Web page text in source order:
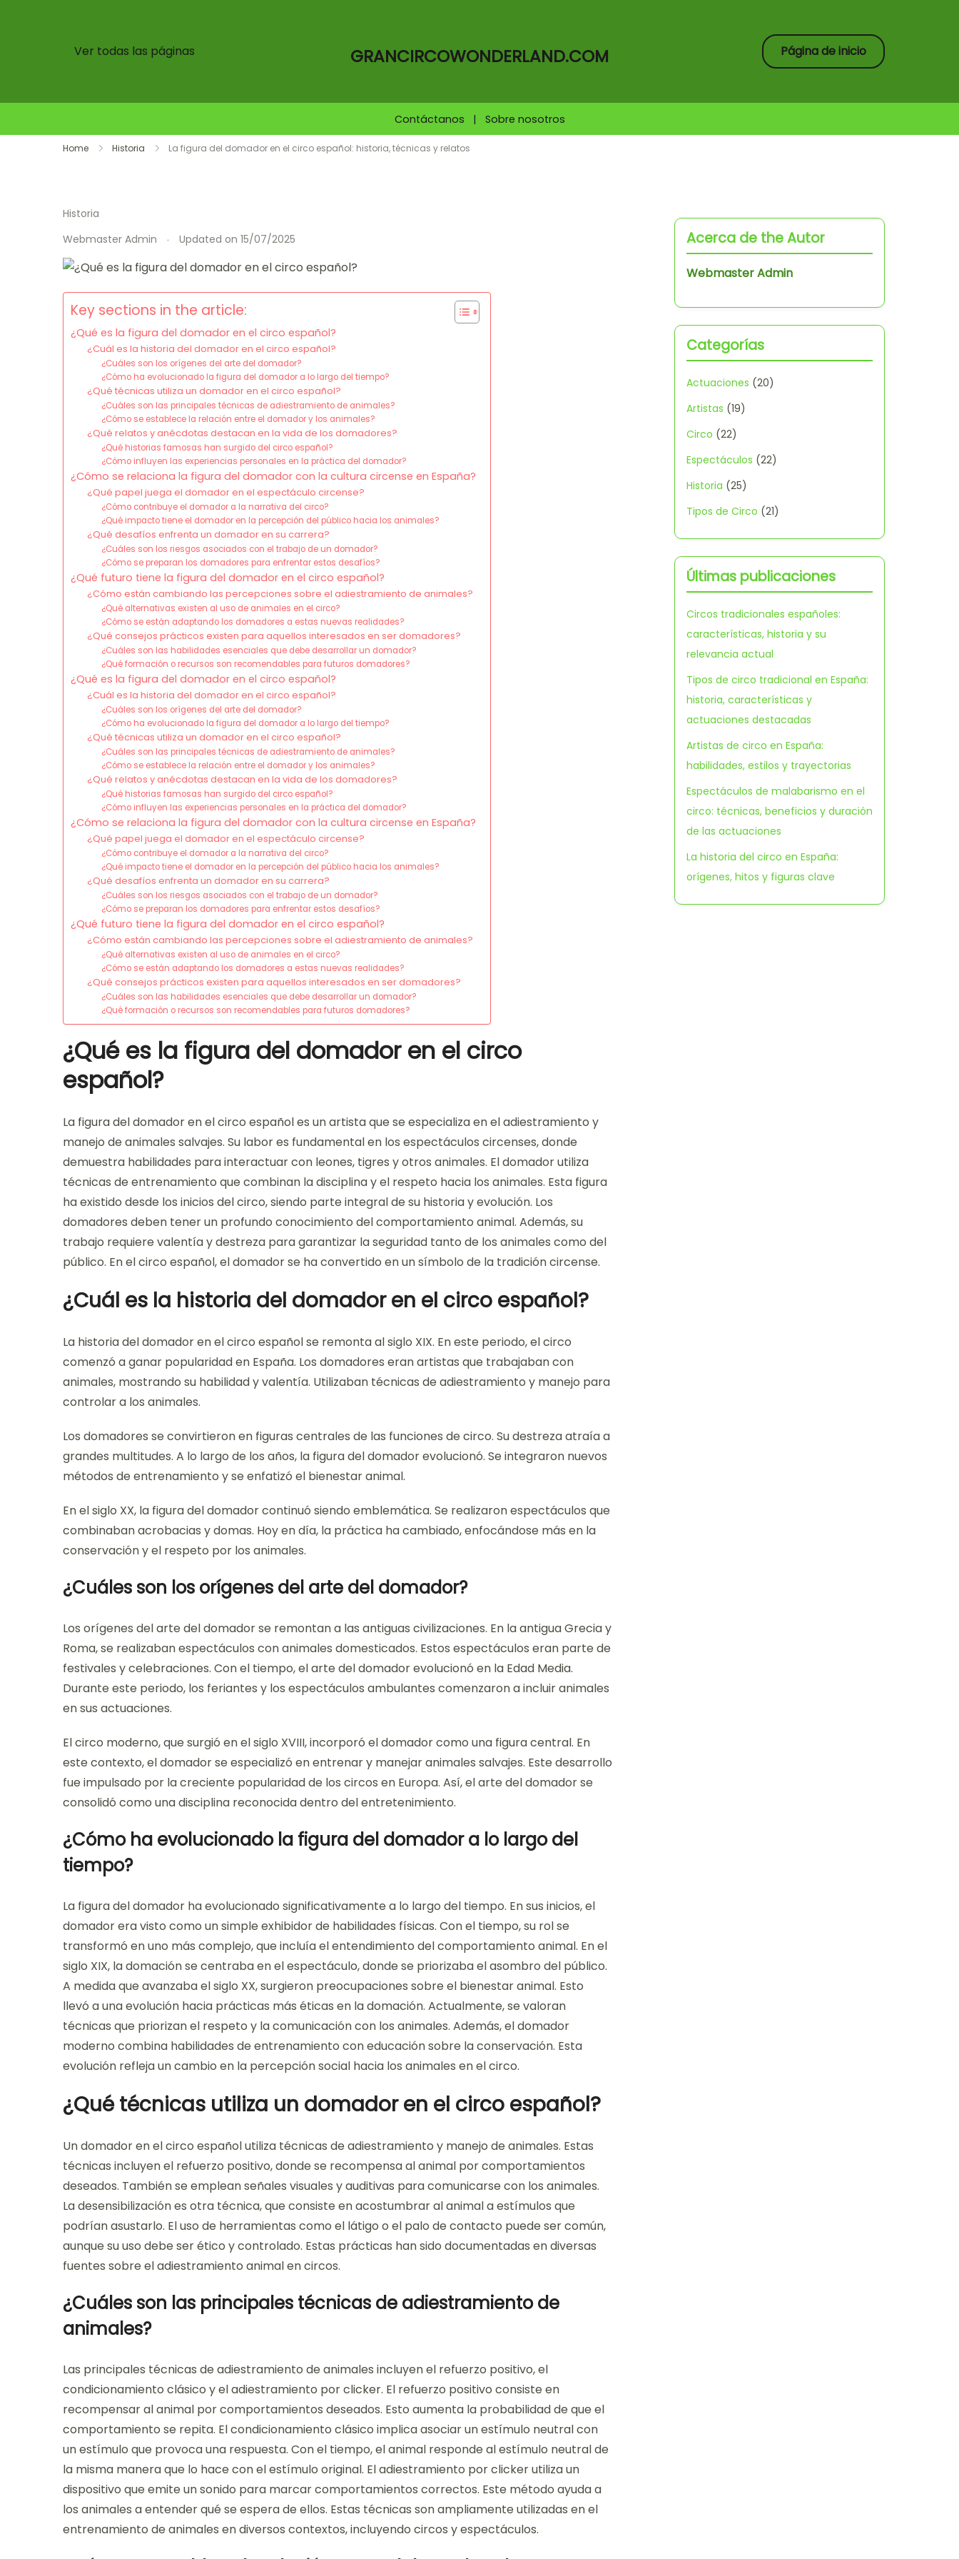
Ver todas las páginas GRANCIRCOWONDERLAND.COM Página de inicio
Contáctanos | Sobre nosotros
Home Historia La figura del domador en el circo español: historia, técnicas y relatos
Historia
Webmaster Admin
Updated on 15/07/2025
Key sections in the article:
¿Qué es la figura del domador en el circo español?
¿Cuál es la historia del domador en el circo español?
¿Cuáles son los orígenes del arte del domador?
¿Cómo ha evolucionado la figura del domador a lo largo del tiempo?
¿Qué técnicas utiliza un domador en el circo español?
¿Cuáles son las principales técnicas de adiestramiento de animales?
¿Cómo se establece la relación entre el domador y los animales?
¿Qué relatos y anécdotas destacan en la vida de los domadores?
¿Qué historias famosas han surgido del circo español?
¿Cómo influyen las experiencias personales en la práctica del domador?
¿Cómo se relaciona la figura del domador con la cultura circense en España?
¿Qué papel juega el domador en el espectáculo circense?
¿Cómo contribuye el domador a la narrativa del circo?
¿Qué impacto tiene el domador en la percepción del público hacia los animales?
¿Qué desafíos enfrenta un domador en su carrera?
¿Cuáles son los riesgos asociados con el trabajo de un domador?
¿Cómo se preparan los domadores para enfrentar estos desafíos?
¿Qué futuro tiene la figura del domador en el circo español?
¿Cómo están cambiando las percepciones sobre el adiestramiento de animales?
¿Qué alternativas existen al uso de animales en el circo?
¿Cómo se están adaptando los domadores a estas nuevas realidades?
¿Qué consejos prácticos existen para aquellos interesados en ser domadores?
¿Cuáles son las habilidades esenciales que debe desarrollar un domador?
¿Qué formación o recursos son recomendables para futuros domadores?
¿Qué es la figura del domador en el circo español?
¿Cuál es la historia del domador en el circo español?
¿Cuáles son los orígenes del arte del domador?
¿Cómo ha evolucionado la figura del domador a lo largo del tiempo?
¿Qué técnicas utiliza un domador en el circo español?
¿Cuáles son las principales técnicas de adiestramiento de animales?
¿Cómo se establece la relación entre el domador y los animales?
¿Qué relatos y anécdotas destacan en la vida de los domadores?
¿Qué historias famosas han surgido del circo español?
¿Cómo influyen las experiencias personales en la práctica del domador?
¿Cómo se relaciona la figura del domador con la cultura circense en España?
¿Qué papel juega el domador en el espectáculo circense?
¿Cómo contribuye el domador a la narrativa del circo?
¿Qué impacto tiene el domador en la percepción del público hacia los animales?
¿Qué desafíos enfrenta un domador en su carrera?
¿Cuáles son los riesgos asociados con el trabajo de un domador?
¿Cómo se preparan los domadores para enfrentar estos desafíos?
¿Qué futuro tiene la figura del domador en el circo español?
¿Cómo están cambiando las percepciones sobre el adiestramiento de animales?
¿Qué alternativas existen al uso de animales en el circo?
¿Cómo se están adaptando los domadores a estas nuevas realidades?
¿Qué consejos prácticos existen para aquellos interesados en ser domadores?
¿Cuáles son las habilidades esenciales que debe desarrollar un domador?
¿Qué formación o recursos son recomendables para futuros domadores?
¿Qué es la figura del domador en el circo
español?
La figura del domador en el circo español es un artista que se especializa en el adiestramiento y
manejo de animales salvajes. Su labor es fundamental en los espectáculos circenses, donde
demuestra habilidades para interactuar con leones, tigres y otros animales. El domador utiliza
técnicas de entrenamiento que combinan la disciplina y el respeto hacia los animales. Esta figura
ha existido desde los inicios del circo, siendo parte integral de su historia y evolución. Los
domadores deben tener un profundo conocimiento del comportamiento animal. Además, su
trabajo requiere valentía y destreza para garantizar la seguridad tanto de los animales como del
público. En el circo español, el domador se ha convertido en un símbolo de la tradición circense.
¿Cuál es la historia del domador en el circo español?
La historia del domador en el circo español se remonta al siglo XIX. En este periodo, el circo
comenzó a ganar popularidad en España. Los domadores eran artistas que trabajaban con
animales, mostrando su habilidad y valentía. Utilizaban técnicas de adiestramiento y manejo para
controlar a los animales.
Los domadores se convirtieron en figuras centrales de las funciones de circo. Su destreza atraía a
grandes multitudes. A lo largo de los años, la figura del domador evolucionó. Se integraron nuevos
métodos de entrenamiento y se enfatizó el bienestar animal.
En el siglo XX, la figura del domador continuó siendo emblemática. Se realizaron espectáculos que
combinaban acrobacias y domas. Hoy en día, la práctica ha cambiado, enfocándose más en la
conservación y el respeto por los animales.
¿Cuáles son los orígenes del arte del domador?
Los orígenes del arte del domador se remontan a las antiguas civilizaciones. En la antigua Grecia y
Roma, se realizaban espectáculos con animales domesticados. Estos espectáculos eran parte de
festivales y celebraciones. Con el tiempo, el arte del domador evolucionó en la Edad Media.
Durante este periodo, los feriantes y los espectáculos ambulantes comenzaron a incluir animales
en sus actuaciones.
El circo moderno, que surgió en el siglo XVIII, incorporó el domador como una figura central. En
este contexto, el domador se especializó en entrenar y manejar animales salvajes. Este desarrollo
fue impulsado por la creciente popularidad de los circos en Europa. Así, el arte del domador se
consolidó como una disciplina reconocida dentro del entretenimiento.
¿Cómo ha evolucionado la figura del domador a lo largo del
tiempo?
La figura del domador ha evolucionado significativamente a lo largo del tiempo. En sus inicios, el
domador era visto como un simple exhibidor de habilidades físicas. Con el tiempo, su rol se
transformó en uno más complejo, que incluía el entendimiento del comportamiento animal. En el
siglo XIX, la domación se centraba en el espectáculo, donde se priorizaba el asombro del público.
A medida que avanzaba el siglo XX, surgieron preocupaciones sobre el bienestar animal. Esto
llevó a una evolución hacia prácticas más éticas en la domación. Actualmente, se valoran
técnicas que priorizan el respeto y la comunicación con los animales. Además, el domador
moderno combina habilidades de entrenamiento con educación sobre la conservación. Esta
evolución refleja un cambio en la percepción social hacia los animales en el circo.
¿Qué técnicas utiliza un domador en el circo español?
Un domador en el circo español utiliza técnicas de adiestramiento y manejo de animales. Estas
técnicas incluyen el refuerzo positivo, donde se recompensa al animal por comportamientos
deseados. También se emplean señales visuales y auditivas para comunicarse con los animales.
La desensibilización es otra técnica, que consiste en acostumbrar al animal a estímulos que
podrían asustarlo. El uso de herramientas como el látigo o el palo de contacto puede ser común,
aunque su uso debe ser ético y controlado. Estas prácticas han sido documentadas en diversas
fuentes sobre el adiestramiento animal en circos.
¿Cuáles son las principales técnicas de adiestramiento de
animales?
Las principales técnicas de adiestramiento de animales incluyen el refuerzo positivo, el
condicionamiento clásico y el adiestramiento por clicker. El refuerzo positivo consiste en
recompensar al animal por comportamientos deseados. Esto aumenta la probabilidad de que el
comportamiento se repita. El condicionamiento clásico implica asociar un estímulo neutral con
un estímulo que provoca una respuesta. Con el tiempo, el animal responde al estímulo neutral de
la misma manera que lo hace con el estímulo original. El adiestramiento por clicker utiliza un
dispositivo que emite un sonido para marcar comportamientos correctos. Este método ayuda a
los animales a entender qué se espera de ellos. Estas técnicas son ampliamente utilizadas en el
entrenamiento de animales en diversos contextos, incluyendo circos y espectáculos.
Acerca de the Autor
Webmaster Admin
Categorías
Actuaciones (20)
Artistas (19)
Circo (22)
Espectáculos (22)
Historia (25)
Tipos de Circo (21)
Últimas publicaciones
Circos tradicionales españoles:
características, historia y su
relevancia actual
Tipos de circo tradicional en España:
historia, características y
actuaciones destacadas
Artistas de circo en España:
habilidades, estilos y trayectorias
Espectáculos de malabarismo en el
circo: técnicas, beneficios y duración
de las actuaciones
La historia del circo en España:
orígenes, hitos y figuras clave